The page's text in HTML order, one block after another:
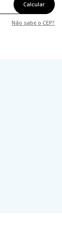
Calcular
Não sabe o CEP?